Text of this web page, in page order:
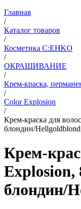
Главная
/
Каталог товаров
/
Косметика C:EHKO
/
ОКРАШИВАНИЕ
/
Крем-краска,
/
Color Explosion
/
Крем-краска для
блондин/
Крем-
Explosion,
блондин/